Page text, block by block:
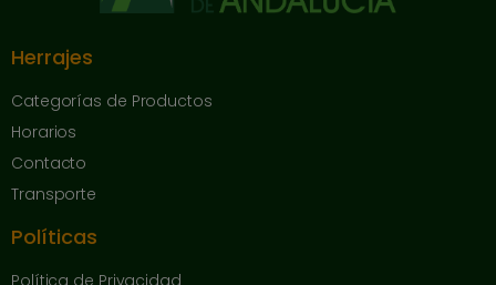
Herrajes
Categorías de Productos
Horarios
Contacto
Transporte
Políticas